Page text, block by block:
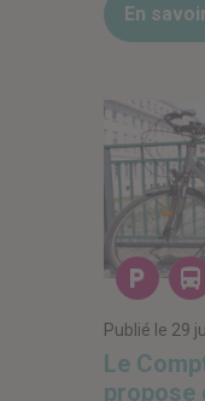
En
Les
Publié le 29
Le
propose